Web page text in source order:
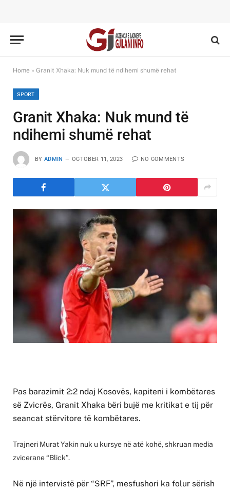
Home » Granit Xhaka: Nuk mund të ndihemi shumë rehat
SPORT
Granit Xhaka: Nuk mund të
ndihemi shumë rehat
BY ADMIN OCTOBER 11, 2023 NO COMMENTS
Pas barazimit 2:2 ndaj Kosovës, kapiteni i kombëtares
së Zvicrës, Granit Xhaka bëri bujë me kritikat e tij për
seancat stërvitore të kombëtares.
Trajneri Murat Yakin nuk u kursye në atë kohë, shkruan media
zvicerane “Blick”.
Në një intervistë për “SRF”, mesfushori ka folur sërish